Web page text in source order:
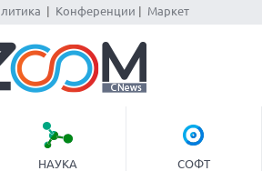
Конференции Маркет
НАУКА СОФТ